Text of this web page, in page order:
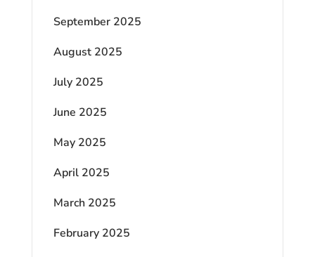
September 2025
August 2025
July 2025
June 2025
May 2025
April 2025
March 2025
February 2025